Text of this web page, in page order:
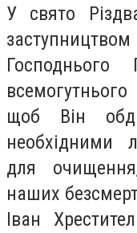
У свято
щоб Він
необхідними
для
наших
Іван